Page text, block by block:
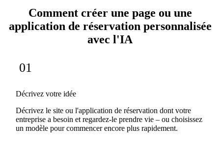
Comment créer une page ou une
application de réservation personnalisée
avec l'IA
01
Décrivez votre idée
Décrivez le site ou l'application de réservation dont votre
entreprise a besoin et regardez-le prendre vie – ou choisissez
un modèle pour commencer encore plus rapidement.